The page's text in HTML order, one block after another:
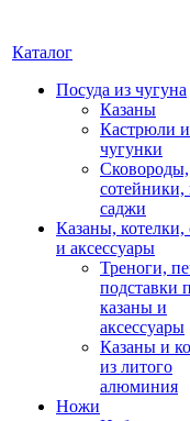
Каталог
Посуда из чугуна
Казаны
Кастрюли и
чугунки
Сковороды,
сотейники,
саджи
Казаны, котелки,
и аксессуары
Треноги,
подставки
казаны и
аксессуары
Казаны и
из литого
алюминия
Ножи